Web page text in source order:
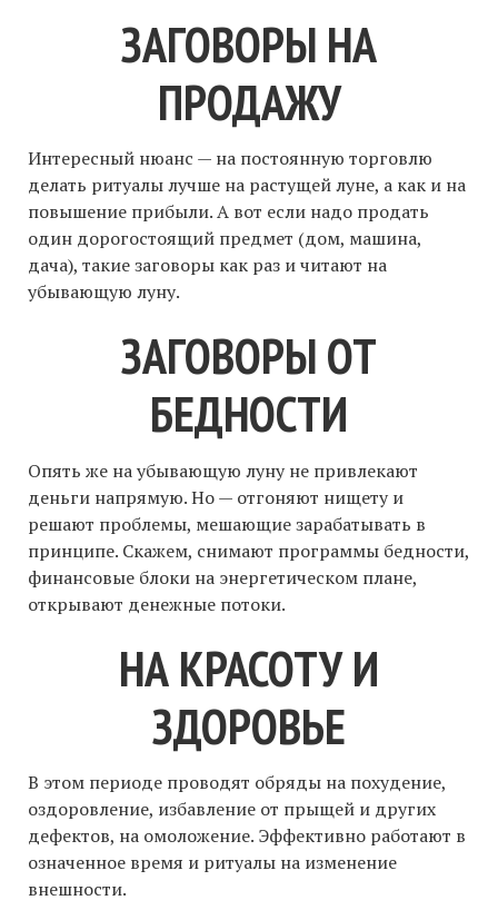
ЗАГОВОРЫ НА
ПРОДАЖУ
Интересный нюанс — на постоянную торговлю
делать ритуалы лучше на растущей луне, а как и на
повышение прибыли. А вот если надо продать
один дорогостоящий предмет (дом, машина,
дача), такие заговоры как раз и читают на
убывающую луну.
ЗАГОВОРЫ ОТ
БЕДНОСТИ
Опять же на убывающую луну не привлекают
деньги напрямую. Но — отгоняют нищету и
решают проблемы, мешающие зарабатывать в
принципе. Скажем, снимают программы бедности,
финансовые блоки на энергетическом плане,
открывают денежные потоки.
НА КРАСОТУ И
ЗДОРОВЬЕ
В этом периоде проводят обряды на похудение,
оздоровление, избавление от прыщей и других
дефектов, на омоложение. Эффективно работают в
означенное время и ритуалы на изменение
внешности.